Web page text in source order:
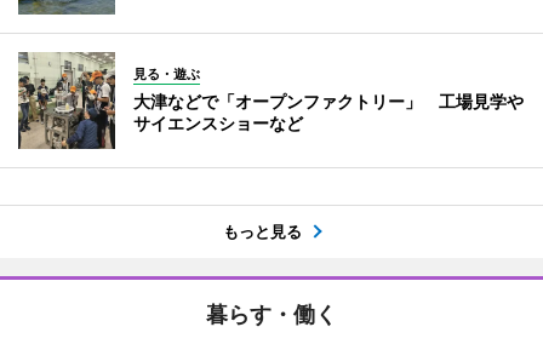
見る・遊ぶ
大津などで「オープンファクトリー」 工場見学や
サイエンスショーなど
もっと見る
暮らす・働く